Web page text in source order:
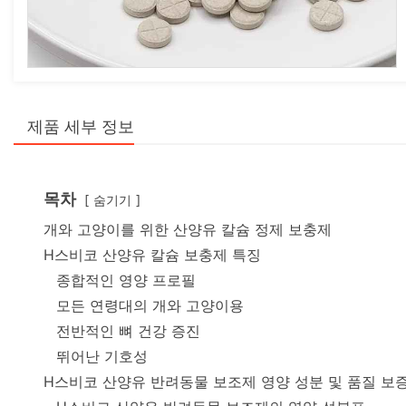
제품 세부 정보
목차 숨기기
개와 고양이를 위한 산양유 칼슘 정제 보충제
H스비코 산양유 칼슘 보충제 특징
종합적인 영양 프로필
모든 연령대의 개와 고양이용
전반적인 뼈 건강 증진
뛰어난 기호성
H스비코 산양유 반려동물 보조제 영양 성분 및 품질 보